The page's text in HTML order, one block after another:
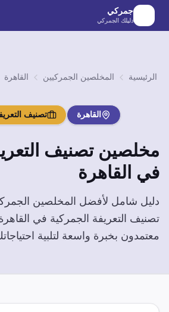
الانتقال إلى المحتوى الرئيسي
جمركي
دليلك الجمركي
الرئيسية المخلصين الجمركيين القاهرة
القاهرة تصنيف
مخلصينتصنيف
في القاهرة
دليل شامل لأفضل المخلصين
تصنيف التعريفة الجمركية في
معتمدون بخبرة واسعة لتلبية